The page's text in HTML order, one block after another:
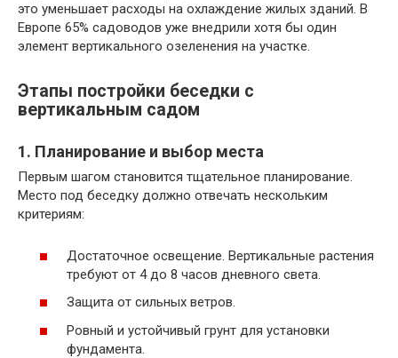
это уменьшает расходы на охлаждение жилых зданий. В
Европе 65% садоводов уже внедрили хотя бы один
элемент вертикального озеленения на участке.
Этапы постройки беседки с
вертикальным садом
1. Планирование и выбор места
Первым шагом становится тщательное планирование.
Место под беседку должно отвечать нескольким
критериям:
Достаточное освещение. Вертикальные растения
требуют от 4 до 8 часов дневного света.
Защита от сильных ветров.
Ровный и устойчивый грунт для установки
фундамента.